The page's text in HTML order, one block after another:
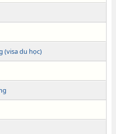
(visa du học)